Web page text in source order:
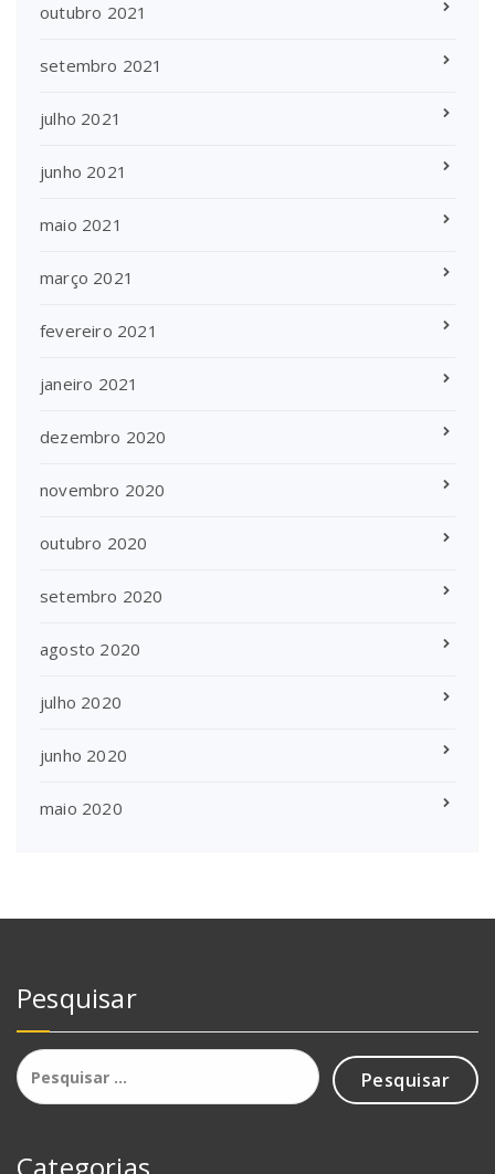
outubro 2021
setembro 2021
julho 2021
junho 2021
maio 2021
março 2021
fevereiro 2021
janeiro 2021
dezembro 2020
novembro 2020
outubro 2020
setembro 2020
agosto 2020
julho 2020
junho 2020
maio 2020
Pesquisar
Pesquisar
por: